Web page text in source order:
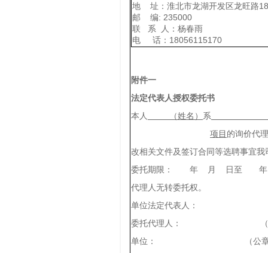
地 址：淮北市龙湖开发区龙旺路
邮 编: 235000
联 系 人：杨春雨
电 话：18056115170
附件一
法定代表人授权委托书
本人
（姓名） 系
项目 的询价代
改相关文件及签订合同等选聘事宜
委托期限： 年 月 日至
代理人无转委托权。
单位法定代表人： （
委托代理人： （签
单位： （公章